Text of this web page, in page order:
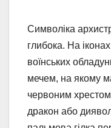
Символіка
глибока. На
воїнських
мечем, на якому
червоним
дракон або